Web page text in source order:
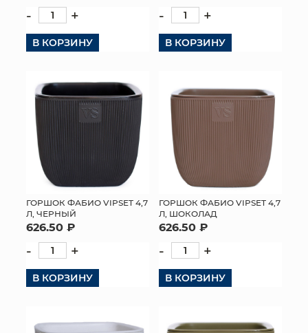
- +
В КОРЗИНУ
- +
В КОРЗИНУ
ГОРШОК ФАБИО VIPSET 4,7
Л, ЧЕРНЫЙ
626.50 ₽
- +
В КОРЗИНУ
ГОРШОК ФАБИО VIPSET 4,7
Л, ШОКОЛАД
626.50 ₽
- +
В КОРЗИНУ